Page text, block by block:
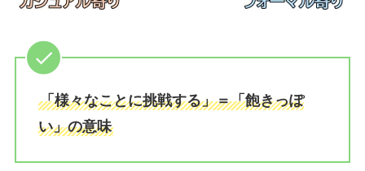
「様々なことに挑戦する」＝「飽きっぽ
い」の意味